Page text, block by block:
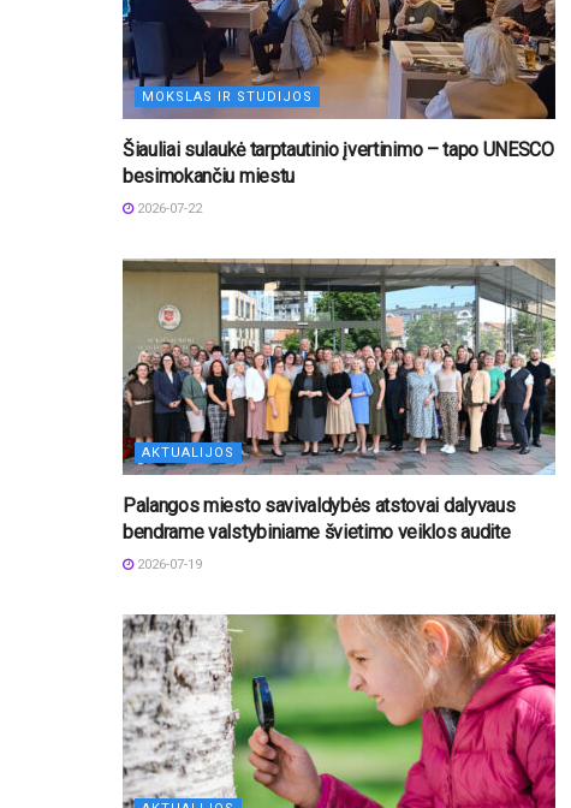
MOKSLAS IR STUDIJOS
Šiauliai sulaukė tarptautinio įvertinimo – tapo UNESCO
besimokančiu miestu
2026-07-22
AKTUALIJOS
Palangos miesto savivaldybės atstovai dalyvaus
bendrame valstybiniame švietimo veiklos audite
2026-07-19